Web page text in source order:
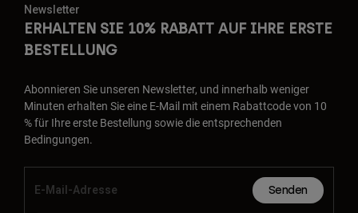
Newsletter
ERHALTEN SIE 10% RABATT AUF IHRE ERSTE
BESTELLUNG
Abonnieren Sie unseren Newsletter, und innerhalb weniger
Minuten erhalten Sie eine E-Mail mit einem Rabattcode von 10
% für Ihre erste Bestellung sowie die entsprechenden
Bedingungen.
Senden